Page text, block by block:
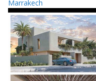
Marrakech